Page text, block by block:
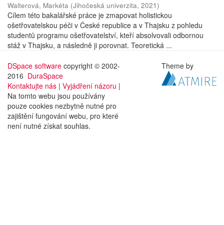
Walterová, Markéta (Jihočeská univerzita, 2021)
Cílem této bakalářské práce je zmapovat holistickou
ošetřovatelskou péči v České republice a v Thajsku z pohledu
studentů programu ošetřovatelství, kteří absolvovali odbornou
stáž v Thajsku, a následně ji porovnat. Teoretická ...
DSpace software copyright © 2002-
2016 DuraSpace
Kontaktujte nás | Vyjádření názoru |
Na tomto webu jsou používány
pouze cookies nezbytně nutné pro
zajištění fungování webu, pro které
není nutné získat souhlas.
Theme by